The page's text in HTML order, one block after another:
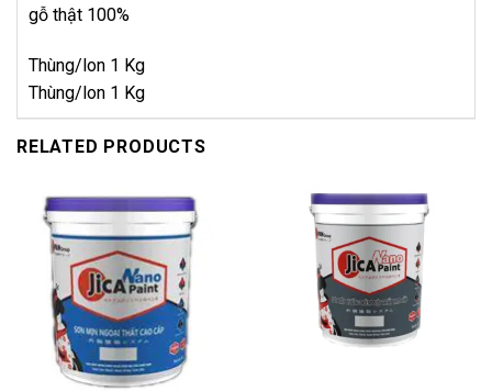
gỗ thật 100%
Thùng/lon 1 Kg
Thùng/lon 1 Kg
RELATED PRODUCTS